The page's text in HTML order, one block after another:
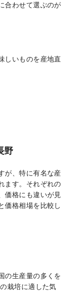
合わせて選ぶのが
しいものを産地直
野
が、特に有名な産
ます。それぞれの
価格にも違いが見
価格相場を比較し
の生産量の多くを
栽培に適した気